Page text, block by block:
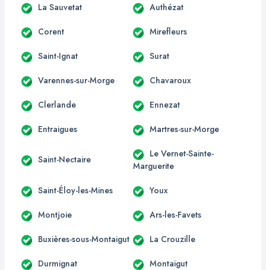
La Sauvetat Authézat
Corent Mirefleurs
Saint-Ignat Surat
Varennes-sur-Morge Chavaroux
Clerlande Ennezat
Entraigues Martres-sur-Morge
Saint-Nectaire
Le Vernet-Sainte-
Marguerite
Saint-Éloy-les-Mines Youx
Montjoie Ars-les-Favets
Buxières-sous-Montaigut La Crouzille
Durmignat Montaigut